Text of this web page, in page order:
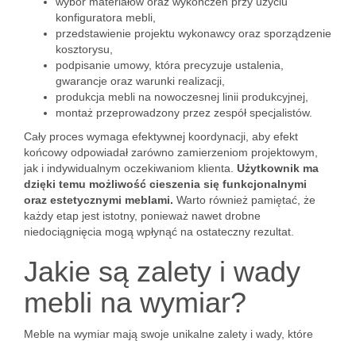
konfiguratora mebli,
przedstawienie projektu wykonawcy oraz sporządzenie
kosztorysu,
podpisanie umowy, która precyzuje ustalenia,
gwarancje oraz warunki realizacji,
produkcja mebli na nowoczesnej linii produkcyjnej,
montaż przeprowadzony przez zespół specjalistów.
Cały proces wymaga efektywnej koordynacji, aby efekt
końcowy odpowiadał zarówno zamierzeniom projektowym,
jak i indywidualnym oczekiwaniom klienta. Użytkownik ma
dzięki temu możliwość cieszenia się funkcjonalnymi
oraz estetycznymi meblami. Warto również pamiętać, że
każdy etap jest istotny, ponieważ nawet drobne
niedociągnięcia mogą wpłynąć na ostateczny rezultat.
Jakie są zalety i wady
mebli na wymiar?
Meble na wymiar mają swoje unikalne zalety i wady, które